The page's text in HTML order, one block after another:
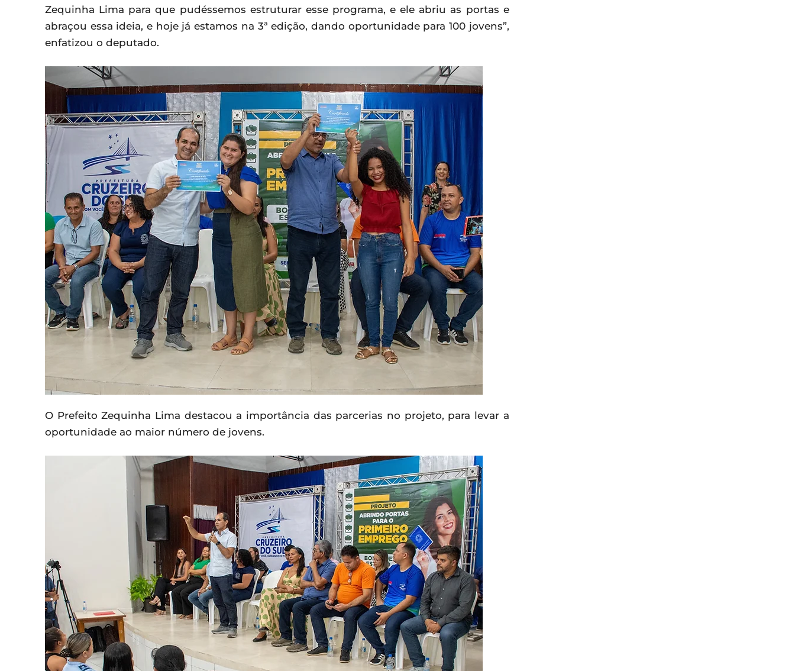
Zequinha Lima para que pudéssemos estruturar esse programa, e ele abriu as portas e
abraçou essa ideia, e hoje já estamos na 3ª edição, dando oportunidade para 100 jovens”,
enfatizou o deputado.
O Prefeito Zequinha Lima destacou a importância das parcerias no projeto, para levar a
oportunidade ao maior número de jovens.